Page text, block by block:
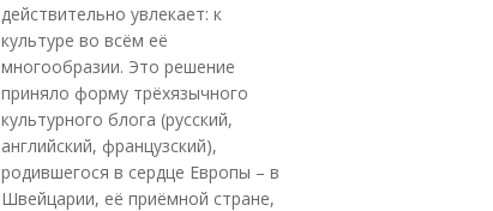
действительно увлекает: к
культуре во всём её
многообразии. Это решение
приняло форму трёхязычного
культурного блога (русский,
английский, французский),
родившегося в сердце Европы – в
Швейцарии, её приёмной стране,